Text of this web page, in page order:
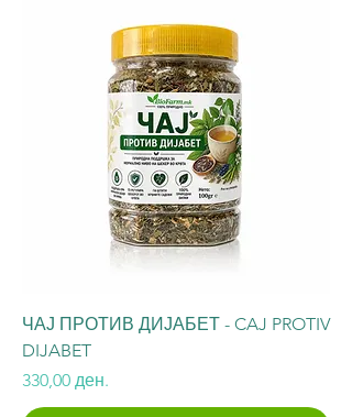
ЧАЈ ПРОТИВ ДИЈАБЕТ - CAJ PROTIV
DIJABET
Price
330,00 ден.